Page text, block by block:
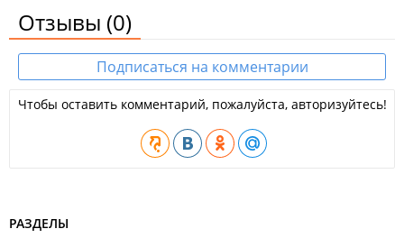
Отзывы (0)
Подписаться на комментарии
Чтобы оставить комментарий, пожалуйста, авторизуйтесь!
РАЗДЕЛЫ